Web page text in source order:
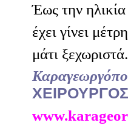
Έως την
έχει γίνει
μάτι ξεχωριστά.